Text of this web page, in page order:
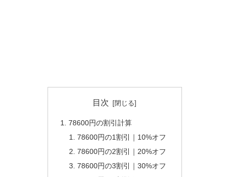
目次
78600円の割引計算
78600円の1割引｜10%オフ
78600円の2割引｜20%オフ
78600円の3割引｜30%オフ